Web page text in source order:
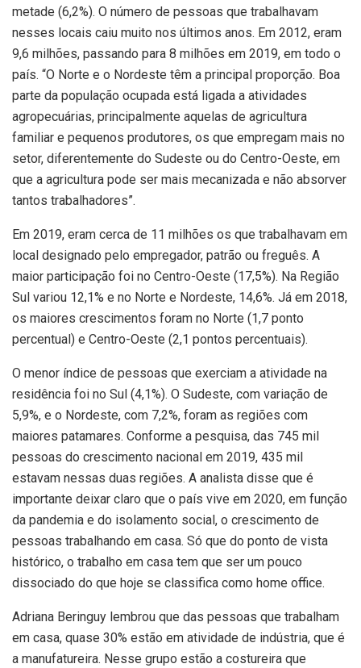
metade (6,2%). O número de pessoas que trabalhavam
nesses locais caiu muito nos últimos anos. Em 2012, eram
9,6 milhões, passando para 8 milhões em 2019, em todo o
país. “O Norte e o Nordeste têm a principal proporção. Boa
parte da população ocupada está ligada a atividades
agropecuárias, principalmente aquelas de agricultura
familiar e pequenos produtores, os que empregam mais no
setor, diferentemente do Sudeste ou do Centro-Oeste, em
que a agricultura pode ser mais mecanizada e não absorver
tantos trabalhadores”.
Em 2019, eram cerca de 11 milhões os que trabalhavam em
local designado pelo empregador, patrão ou freguês. A
maior participação foi no Centro-Oeste (17,5%). Na Região
Sul variou 12,1% e no Norte e Nordeste, 14,6%. Já em 2018,
os maiores crescimentos foram no Norte (1,7 ponto
percentual) e Centro-Oeste (2,1 pontos percentuais).
O menor índice de pessoas que exerciam a atividade na
residência foi no Sul (4,1%). O Sudeste, com variação de
5,9%, e o Nordeste, com 7,2%, foram as regiões com
maiores patamares. Conforme a pesquisa, das 745 mil
pessoas do crescimento nacional em 2019, 435 mil
estavam nessas duas regiões. A analista disse que é
importante deixar claro que o país vive em 2020, em função
da pandemia e do isolamento social, o crescimento de
pessoas trabalhando em casa. Só que do ponto de vista
histórico, o trabalho em casa tem que ser um pouco
dissociado do que hoje se classifica como home office.
Adriana Beringuy lembrou que das pessoas que trabalham
em casa, quase 30% estão em atividade de indústria, que é
a manufatureira. Nesse grupo estão a costureira que